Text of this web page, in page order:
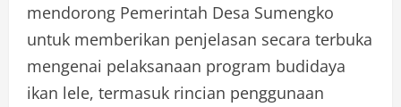
mendorong Pemerintah Desa Sumengko
untuk memberikan penjelasan secara terbuka
mengenai pelaksanaan program budidaya
ikan lele, termasuk rincian penggunaan